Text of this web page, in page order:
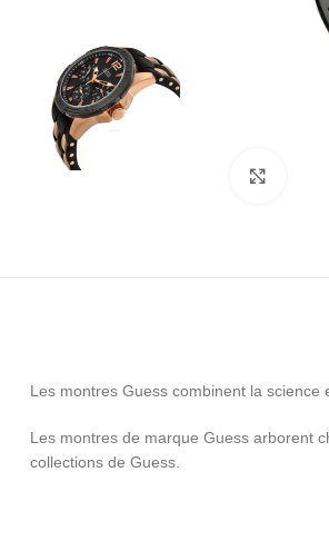
Les montres Guess combinent la
Les montres de marque Guess arborent
collections de Guess.